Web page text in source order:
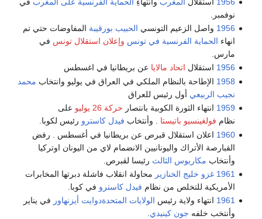
نوفمبر.
1956 واصل الزعيم التونسي الحبيب بورقيبة المفاوضات حتي تم
انهاء الحماية الفرنسية في تونس وإعلان استقلال تونس في
مارس.
1956 استقلال اتحاد مالايا عن بريطانيا في اغسطس
1958 الإطاحة بالنظام الملكي في العراق في يوليو وانتخاب محمد
نجيب الربيعي أول رئيس للعراق
1959 انتهاء الثورة الكوبية بانتصار حركة 26 يوليو
على
نظام فولغينسيو باتيستا . وأنتخاب فيدل كاسترو رئيس لكوبا.
1960 اعلان استقلال قبرص عن بريطانيا في أغسطس . رفض
القبارصة الأتراك واليونانيين الانضمام لاي من اليونان اوتركيا
وأنتخاب مكاريوس الثالث رئيسا لقبرص.
1961 غزو خليج الخنازير محاولة انقلاب فاشلة دبرتها المخابرات
الأمريكية للتخلص من نظام فيدل كاسترو في كوبا.
1961 انتهاء ولاية رئيس الولايات المتحدةدوايت أيزنهاور في يناير
وأنتخب خلفه جون كينيدي.